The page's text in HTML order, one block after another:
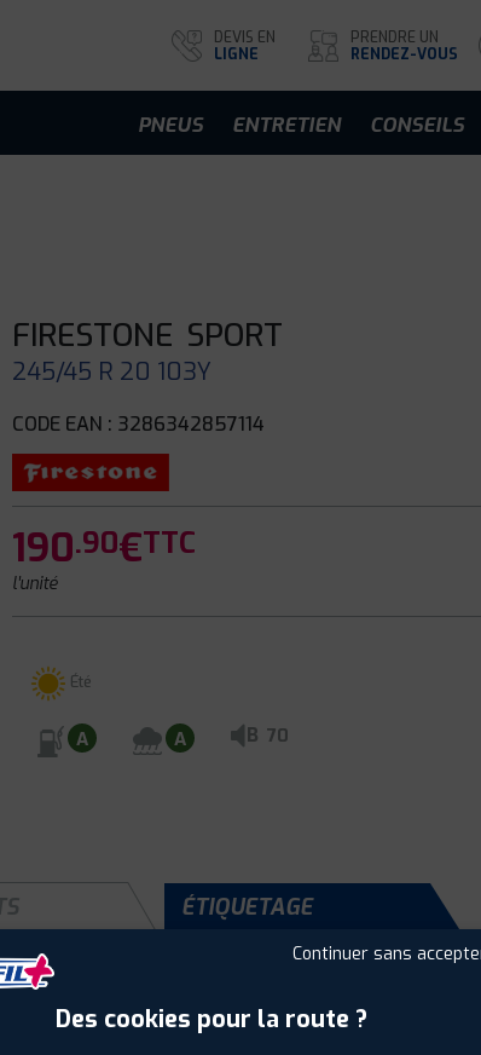
DEVIS EN
LIGNE
PRENDRE UN
RENDEZ-VOUS
PNEUS ENTRETIEN CONSEILS
FIRESTONE SPORT
245/45 R 20 103Y
CODE EAN : 3286342857114
190.90€TTC
l'unité
Été
A A B 70
ÉTIQUETAGE
Été
Continuer sans
Des cookies pour la route ?